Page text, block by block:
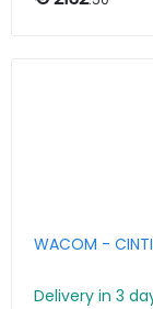
WACOM -
Delivery in 3